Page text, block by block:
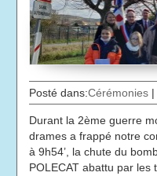
Posté dans:Cérémonies |
Durant la 2ème guerre
drames a frappé notre
à 9h54’, la chute du
POLECAT abattu par les